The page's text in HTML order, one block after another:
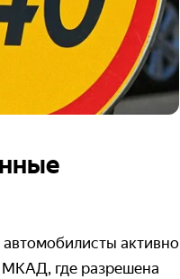
активно
МКАД, где разрешена